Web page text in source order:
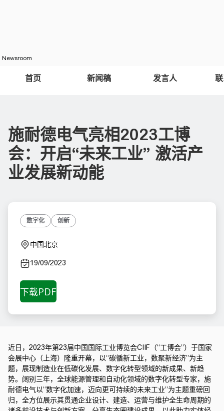
Newsroom
首页 新闻稿 发言人
施耐德电气亮相2023工博
会：开启“未来工业” 激活产
业发展新动能
数字化 创新
中国北京
19/09/2023
近日，2023年第23届中国国际工业博览会CIIF（“工博会”）于国家
会展中心（上海）隆重开幕，以“碳循新工业，数聚新经济”为主
题，展现制造业在低碳化发展、数字化转型领域的新成果、新趋
势。阔别三年，全球能源管理和自动化领域的数字化转型专家， 施
耐德电气以“数字化加速，迈向更可持续的未来工业”为主题重磅回
归，全方位展示其贯通企业设计、建造、运营与维护全生命周期的